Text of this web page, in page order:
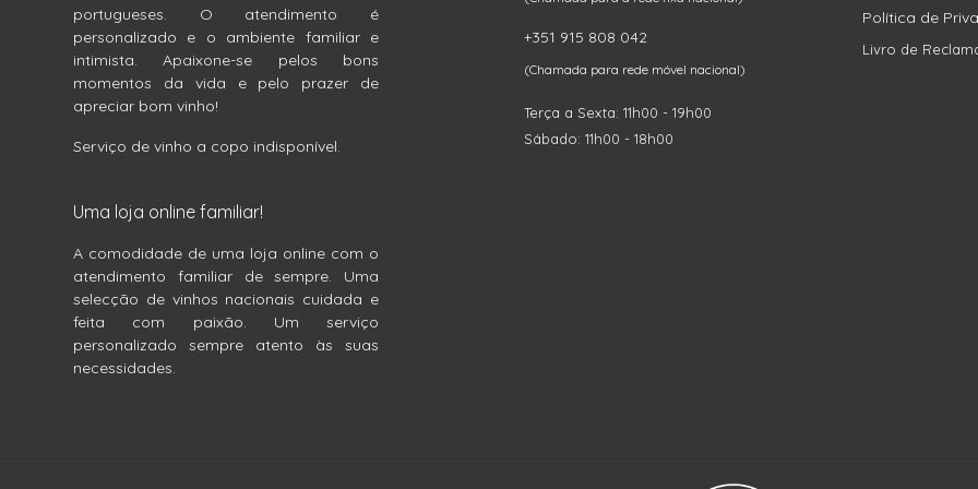
portugueses. O atendimento é
personalizado e o ambiente familiar e
intimista. Apaixone-se pelos bons
momentos da vida e pelo prazer de
apreciar bom vinho!
Serviço de vinho a copo indisponível.
Uma loja online familiar!
A comodidade de uma loja online com o
atendimento familiar de sempre. Uma
selecção de vinhos nacionais cuidada e
feita com paixão. Um serviço
personalizado sempre atento às suas
necessidades.
+351 915 808 042
(Chamada para rede móvel nacional)
Terça a Sexta: 11h00 - 19h00
Sábado: 11h00 - 18h00
Política de
Livro de